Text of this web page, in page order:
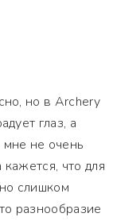
но в Archery
глаз, а
не очень
что для
слишком
разнообразие